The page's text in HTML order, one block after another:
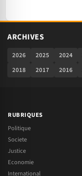
ARCHIVES
2026 2025 2024
2018
2017 2016
RUBRIQUES
Politique
Societe
Justice
Economie
International